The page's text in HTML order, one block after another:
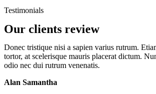
Testimonials
Our clients review
Donec tristique nisi a sapien varius rutrum.
tortor, at scelerisque mauris placerat dictum.
odio nec dui rutrum venenatis.
Alan Samantha